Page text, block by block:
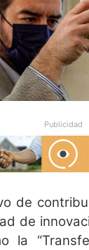
Publicidad
de
de
la